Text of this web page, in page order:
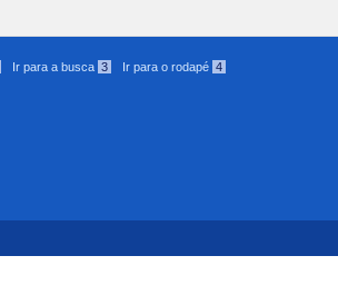
Ir para a busca 3 Ir para o rodapé 4